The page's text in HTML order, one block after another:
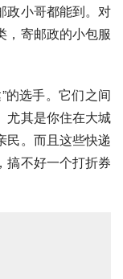
政小哥都能到。对
，寄邮政的小包服
的选手。它们之间
尤其是你住在大城
民。而且这些快递
搞不好一个打折券